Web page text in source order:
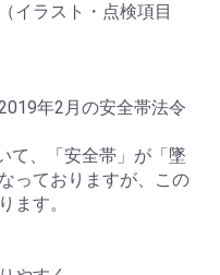
ラスト・点検項目
年2月の安全帯法令
て、「安全帯」が「墜
っておりますが、この
ます。